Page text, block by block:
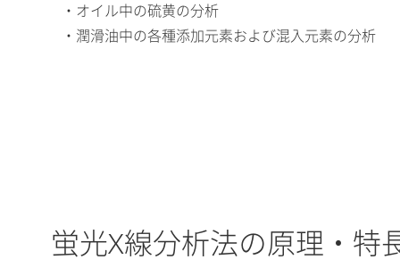
・オイル中の硫黄の分析
・潤滑油中の各種添加元素および混入元素の分析
蛍光X線分析法の原理・特